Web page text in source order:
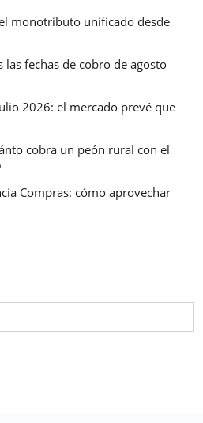
monotributo unificado desde
las fechas de cobro de agosto
2026: el mercado prevé que
cobra un peón rural con el
Compras: cómo aprovechar